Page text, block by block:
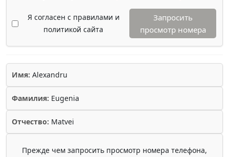
Я согласен с правилами и
политикой сайта
Запросить
просмотр номера
Имя: Alexandru
Фамилия: Eugenia
Отчество: Matvei
Прежде чем запросить просмотр номера телефона,